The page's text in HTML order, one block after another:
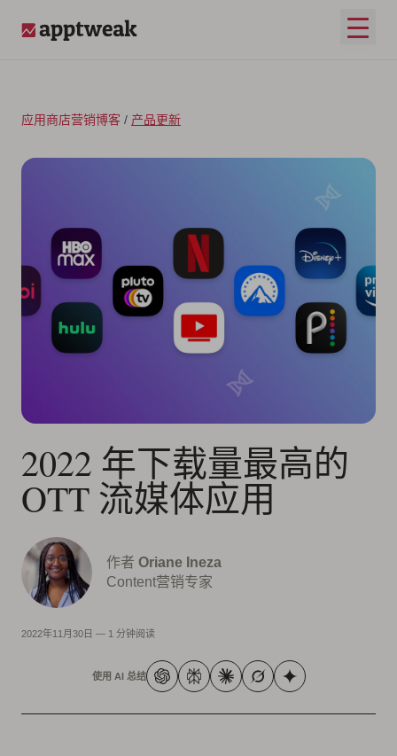
打开
应用商店营销博客 / 产品更新
2022 年下载量最高的
OTT 流媒体应用
作者 Oriane Ineza
Content营销专家
2022年11月30日 — 1 分钟阅读
使用 AI 总结